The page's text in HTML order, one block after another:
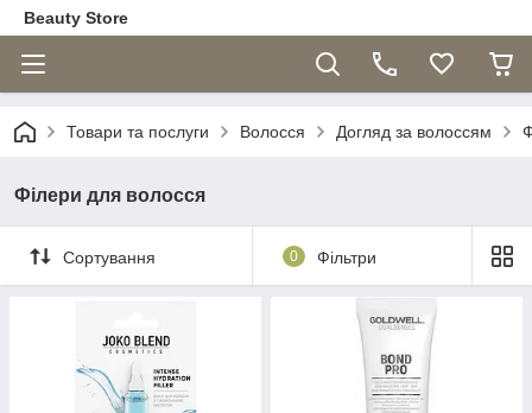
Beauty Store
Товари та послуги Волосся Догляд за волоссям
Філери для волосся
Сортування 0 Фільтри